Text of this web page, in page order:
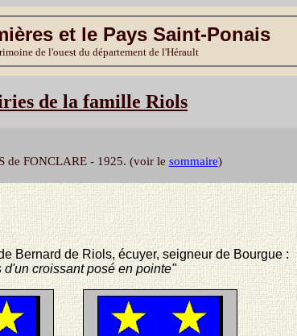
et le Pays Saint-Ponais
de l'ouest du département de l'Hérault
de la famille Riols
de FONCLARE - 1925. (voir le sommaire)
Bernard de Riols, écuyer, seigneur de Bourgue :
croissant posé en pointe"